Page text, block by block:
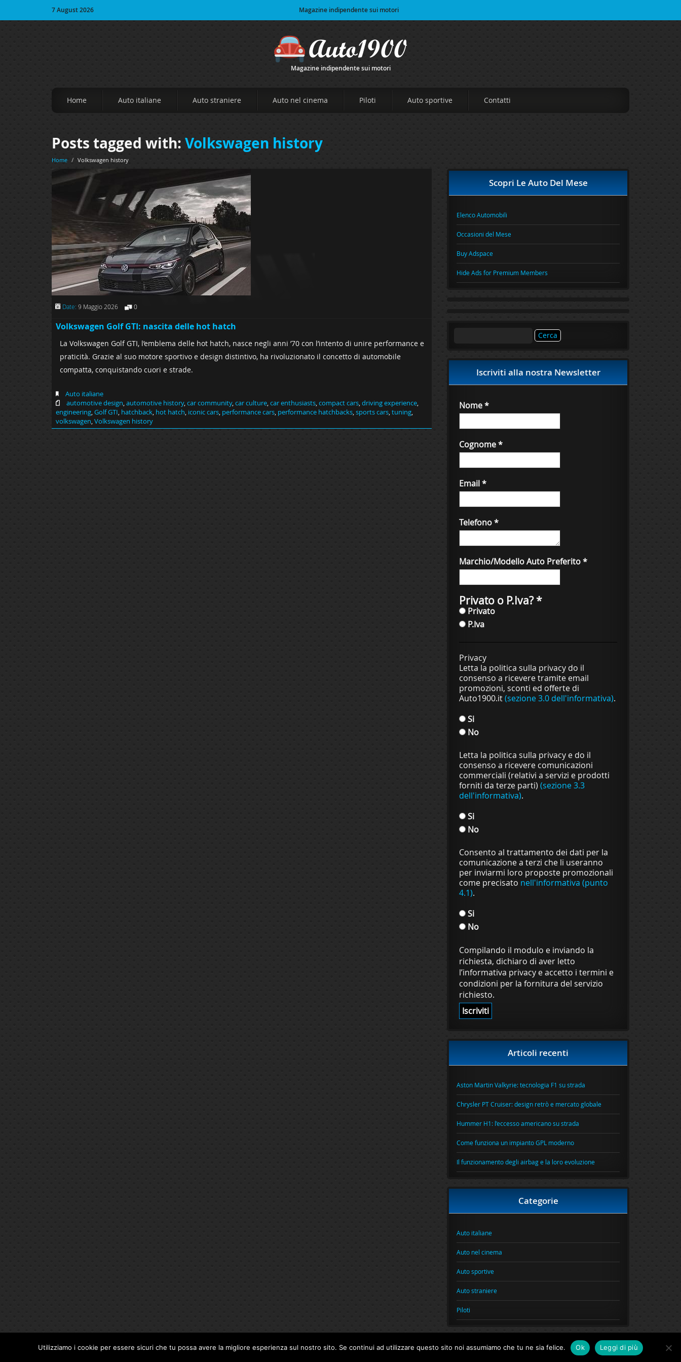
7 August 2026 Magazine indipendente sui motori
Magazine indipendente sui motori
Home Auto italiane Auto straniere Auto nel cinema Piloti Auto sportive Contatti
Posts tagged with: Volkswagen history
Home / Volkswagen history
Date: 9 Maggio 2026 0
Volkswagen Golf GTI: nascita delle hot hatch
La Volkswagen Golf GTI, l’emblema delle hot hatch, nasce negli anni ’70 con l’intento di unire performance e
praticità. Grazie al suo motore sportivo e design distintivo, ha rivoluzionato il concetto di automobile
compatta, conquistando cuori e strade.
Auto italiane
automotive design,automotive history,car community,car culture,car enthusiasts,compact cars,driving experience,
engineering,Golf GTI, hatchback, hot hatch, iconic cars, performance cars, performance hatchbacks,sports cars,tuning,
volkswagen,Volkswagen history
Scopri Le Auto Del Mese
Elenco Automobili
Occasioni del Mese
Buy Adspace
Hide Ads for Premium Members
Iscriviti alla nostra Newsletter
Nome*
Cognome*
Email*
Telefono*
Marchio/Modello Auto Preferito*
Privato o P.Iva?*
Privato
P.Iva
Privacy
Letta la politica sulla privacy do il
consenso a ricevere tramite email
promozioni, sconti ed offerte di
Auto1900.it(sezione 3.0 dell'informativa).
Si
No
Letta la politica sulla privacy e do il
consenso a ricevere comunicazioni
commerciali (relativi a servizi e prodotti
forniti da terze parti) (sezione 3.3
dell'informativa).
Si
No
Consento al trattamento dei dati per la
comunicazione a terzi che li useranno
per inviarmi loro proposte promozionali
come precisato nell'informativa (punto
4.1).
Si
No
Compilando il modulo e inviando la
richiesta, dichiaro di aver letto
l’informativa privacy e accetto i termini e
condizioni per la fornitura del servizio
richiesto.
Articoli recenti
Aston Martin Valkyrie: tecnologia F1 su strada
Chrysler PT Cruiser: design retrò e mercato globale
Hummer H1: l’eccesso americano su strada
Come funziona un impianto GPL moderno
Il funzionamento degli airbag e la loro evoluzione
Categorie
Auto italiane
Auto nel cinema
Auto sportive
Auto straniere
Piloti
|
Utilizziamo i cookie per essere sicuri che tu possa avere la migliore esperienza sul nostro sito. Se continui ad utilizzare questo sito noi assumiamo che tu ne sia felice. Ok Leggi di più